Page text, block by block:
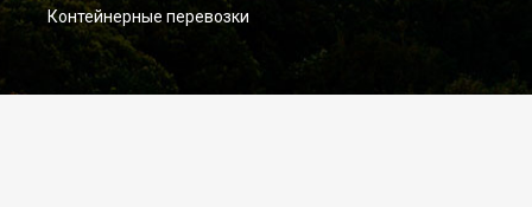
Контейнерные перевозки